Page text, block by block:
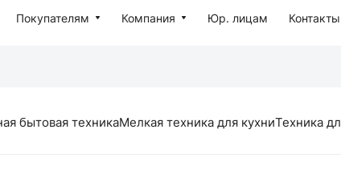
Покупателям Компания Юр. лицам Контакты
бытовая техникаМелкая техника для кухниТехника